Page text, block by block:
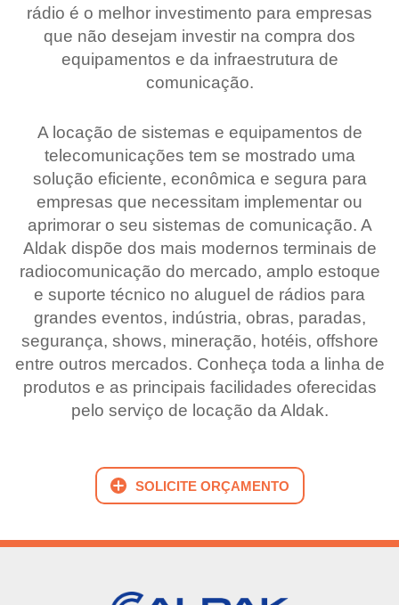
rádio é o melhor investimento para empresas
que não desejam investir na compra dos
equipamentos e da infraestrutura de
comunicação.
A locação de sistemas e equipamentos de
telecomunicações tem se mostrado uma
solução eficiente, econômica e segura para
empresas que necessitam implementar ou
aprimorar o seu sistemas de comunicação. A
Aldak dispõe dos mais modernos terminais de
radiocomunicação do mercado, amplo estoque
e suporte técnico no aluguel de rádios para
grandes eventos, indústria, obras, paradas,
segurança, shows, mineração, hotéis, offshore
entre outros mercados. Conheça toda a linha de
produtos e as principais facilidades oferecidas
pelo serviço de locação da Aldak.
SOLICITE ORÇAMENTO